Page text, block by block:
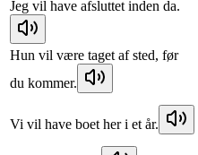
Jeg vil have afsluttet inden da.
Hun vil være taget af sted, før
du kommer.
Vi vil have boet her i et år.